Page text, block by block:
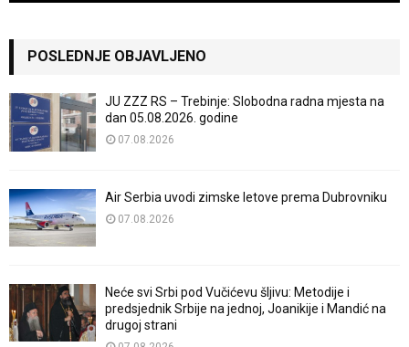
POSLEDNJE OBJAVLJENO
JU ZZZ RS – Trebinje: Slobodna radna mjesta na
dan 05.08.2026. godine
07.08.2026
Air Serbia uvodi zimske letove prema Dubrovniku
07.08.2026
Neće svi Srbi pod Vučićevu šljivu: Metodije i
predsjednik Srbije na jednoj, Joanikije i Mandić na
drugoj strani